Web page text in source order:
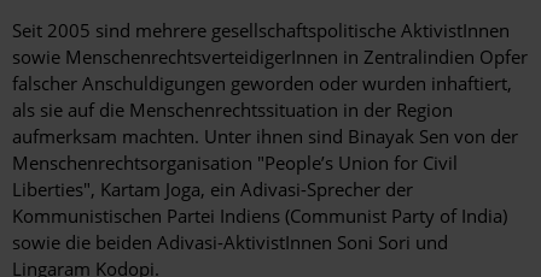
Seit 2005 sind mehrere gesellschaftspolitische AktivistInnen
sowie MenschenrechtsverteidigerInnen in Zentralindien Opfer
falscher Anschuldigungen geworden oder wurden inhaftiert,
als sie auf die Menschenrechtssituation in der Region
aufmerksam machten. Unter ihnen sind Binayak Sen von der
Menschenrechtsorganisation "People’s Union for Civil
Liberties", Kartam Joga, ein Adivasi-Sprecher der
Kommunistischen Partei Indiens (Communist Party of India)
sowie die beiden Adivasi-AktivistInnen Soni Sori und
Lingaram Kodopi.